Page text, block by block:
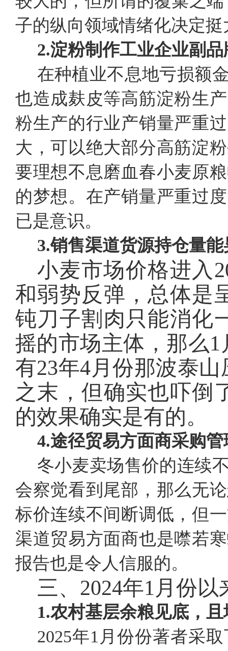
子的纵向领域情绪化决定挺
2.淀粉制作工业企业副
在种植业不息地亏损额
也造成麸皮等高筋淀粉生
粉生产的行业产销量严重
大，可以绝大部分高筋淀
要理想不息磨血春小麦原
的梦想。在产销量严重过
已是意识。
3.销售渠道货源持仓量能
小麦市场价格进入
和弱势反弹，总体是
钝刀子割肉只能消化
摇的市场主体，那么
有23年4月份那波泰
之末，但确实也吓倒
的效果确实是有的。
4.途径贸易方面商采购
冬小麦卖场售价的连续
会察觉看到尾部，那么无
标价连续不间断调低，但
渠道贸易方面商也是噤若
报告也是令人信服的。
三、 2024年1月份
1.农村基层余粮见底，
2025年1月份份著者采